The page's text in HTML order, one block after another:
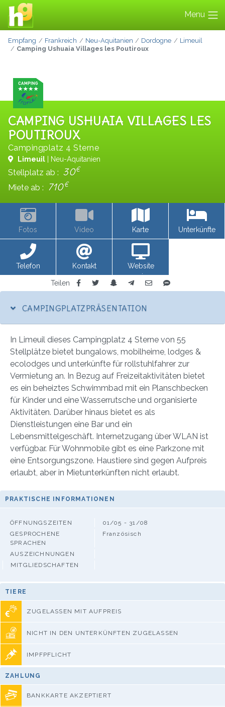
Menu
Empfang Frankreich Neu-Aquitanien Dordogne
Limeuil
Camping Ushuaia Villages les Poutiroux
CAMPING USHUAIA VILLAGES LES
POUTIROUX
Campingplatz 4 Sterne
Limeuil | Neu-Aquitanien
Stellplatz ab : 30€
Miete ab : 710€
Fotos Video Karte Unterkünfte
Telefon Kontakt
Website
anzeigen
Teilen
CAMPINGPLATZPRÄSENTATION
In Limeuil dieses Campingplatz 4 Sterne von 55
Stellplätze bietet bungalows, mobilheime, lodges &
ecolodges und unterkünfte für rollstuhlfahrer zur
Vermietung an. In Bezug auf Freizeitaktivitäten bietet
es ein beheiztes Schwimmbad mit ein Planschbecken
für Kinder und eine Wasserrutsche und organisierte
Aktivitäten. Darüber hinaus bietet es als
Dienstleistungen eine Bar und ein
Lebensmittelgeschäft. Internetzugang über WLAN ist
verfügbar. Für Wohnmobile gibt es eine Parkzone mit
eine Entsorgungszone. Haustiere sind gegen Aufpreis
erlaubt, aber in Mietunterkünften nicht erlaubt.
PRAKTISCHE INFORMATIONEN
ÖFFNUNGSZEITEN
01/05 - 31/08
GESPROCHENE
SPRACHEN
Französisch
AUSZEICHNUNGEN
MITGLIEDSCHAFTEN
TIERE
ZUGELASSEN MIT AUFPREIS
NICHT IN DEN UNTERKÜNFTEN ZUGELASSEN
IMPFPFLICHT
ZAHLUNG
BANKKARTE AKZEPTIERT